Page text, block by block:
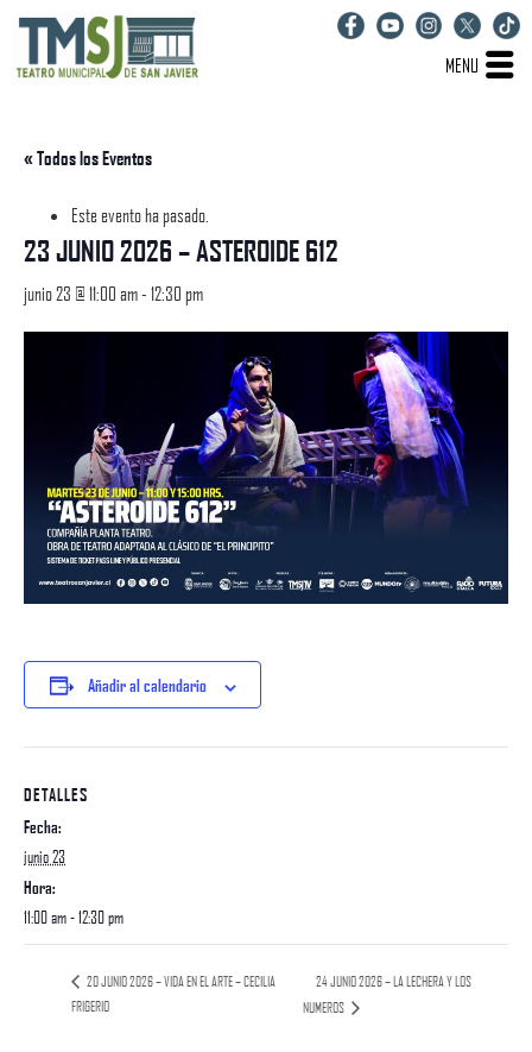
MENU
« Todos los Eventos
Este evento ha pasado.
23 JUNIO 2026 – ASTEROIDE 612
junio 23 @ 11:00 am- 12:30 pm
Añadir al calendario
DETALLES
Fecha:
junio 23
Hora:
11:00 am - 12:30 pm
20 JUNIO 2026 – VIDA EN EL ARTE – CECILIA
FRIGERIO
24 JUNIO 2026 – LA LECHERA Y LOS
NUMEROS